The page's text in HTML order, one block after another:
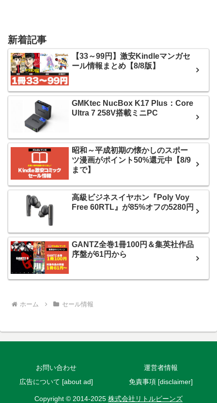
新着記事
【33～99円】激安Kindleマンガセ
ール情報まとめ【8/8版】
GMKtec NucBox K17 Plus：Core
Ultra 7 258V搭載ミニPC
昭和～平成初期の懐かしのスポー
ツ漫画がポイント50%還元中【8/9
まで】
高級ビジネスイヤホン『Poly Voy
Free 60RTL』が85%オフの5280円
GANTZ全巻1冊100円＆集英社作品
序盤が61円から
ホーム セール情報
お問い合わせ
運営者情報
広告について [about ad]
免責事項 [disclaimer]
Copyright © 2014-2025 株式会社リトルビーンズ